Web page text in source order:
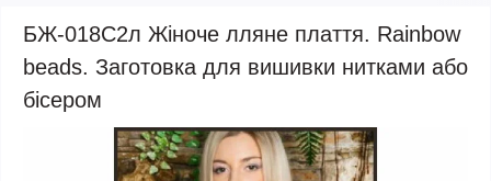
БЖ-018С2л Жіноче лляне плаття. Rainbow
beads. Заготовка для вишивки нитками або
бісером